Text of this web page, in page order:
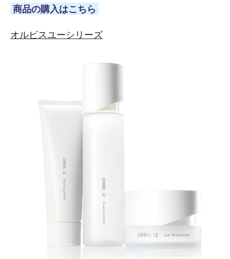
商品の購入はこちら
オルビスユーシリーズ